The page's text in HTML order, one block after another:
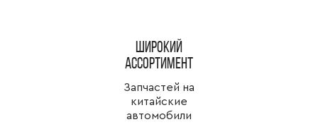
широкий
ассортимент
Запчастей на
китайские
автомобили